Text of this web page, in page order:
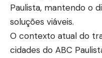
Paulista, mantendo o
soluções viáveis.
O contexto atual do
cidades do ABC